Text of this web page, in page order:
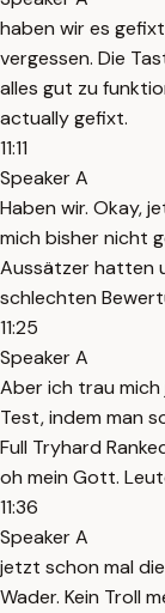
haben wir es
vergessen. Die
alles gut zu
actually gefixt.
11:11
Speaker A
Haben wir. Okay,
mich bisher nicht
Aussätzer hatten
schlechten
11:25
Speaker A
Aber ich trau
Test, indem man
Full Tryhard
oh mein Gott.
11:36
Speaker A
jetzt schon mal
Wader. Kein Troll